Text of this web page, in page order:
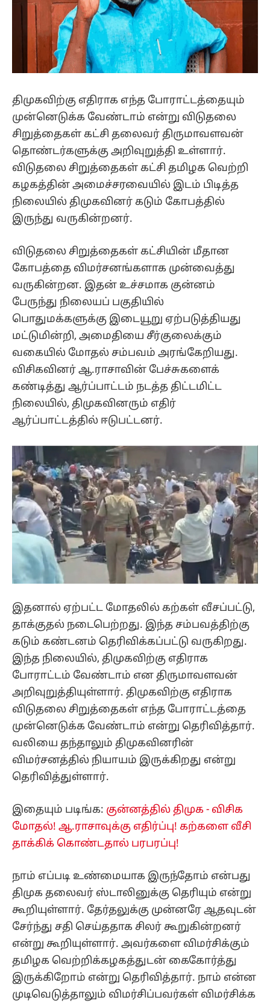
திமுகவிற்கு எதிராக எந்த போராட்டத்தையும்
முன்னெடுக்க வேண்டாம் என்று விடுதலை
சிறுத்தைகள் கட்சி தலைவர் திருமாவளவன்
தொண்டர்களுக்கு அறிவுறுத்தி உள்ளார்.
விடுதலை சிறுத்தைகள் கட்சி தமிழக வெற்றி
கழகத்தின் அமைச்சரவையில் இடம் பிடித்த
நிலையில் திமுகவினர் கடும் கோபத்தில்
இருந்து வருகின்றனர்.
விடுதலை சிறுத்தைகள் கட்சியின் மீதான
கோபத்தை விமர்சனங்களாக முன்வைத்து
வருகின்றன. இதன் உச்சமாக குன்னம்
பேருந்து நிலையப் பகுதியில்
பொதுமக்களுக்கு இடையூறு ஏற்படுத்தியது
மட்டுமின்றி, அமைதியை சீர்குலைக்கும்
வகையில் மோதல் சம்பவம் அரங்கேறியது.
விசிகவினர் ஆ.ராசாவின் பேச்சுகளைக்
கண்டித்து ஆர்ப்பாட்டம் நடத்த திட்டமிட்ட
நிலையில், திமுகவினரும் எதிர்
ஆர்ப்பாட்டத்தில் ஈடுபட்டனர்.
இதனால் ஏற்பட்ட மோதலில் கற்கள் வீசப்பட்டு,
தாக்குதல் நடைபெற்றது. இந்த சம்பவத்திற்கு
கடும் கண்டனம் தெரிவிக்கப்பட்டு வருகிறது.
இந்த நிலையில், திமுகவிற்கு எதிராக
போராட்டம் வேண்டாம் என திருமாவளவன்
அறிவுறுத்தியுள்ளார். திமுகவிற்கு எதிராக
விடுதலை சிறுத்தைகள் எந்த போராட்டத்தை
முன்னெடுக்க வேண்டாம் என்று தெரிவித்தார்.
வலியை தந்தாலும் திமுகவினரின்
விமர்சனத்தில் நியாயம் இருக்கிறது என்று
தெரிவித்துள்ளார்.
இதையும் படிங்க: குன்னத்தில் திமுக - விசிக
மோதல்! ஆ.ராசாவுக்கு எதிர்ப்பு! கற்களை வீசி
தாக்கிக் கொண்டதால் பரபரப்பு!
நாம் எப்படி உண்மையாக இருந்தோம் என்பது
திமுக தலைவர் ஸ்டாலினுக்கு தெரியும் என்று
கூறியுள்ளார். தேர்தலுக்கு முன்னரே ஆதவுடன்
சேர்ந்து சதி செய்ததாக சிலர் கூறுகின்றனர்
என்று கூறியுள்ளார். அவர்களை விமர்சிக்கும்
தமிழக வெற்றிக்கழகத்துடன் கைகோர்த்து
இருக்கிறோம் என்று தெரிவித்தார். நாம் என்ன
முடிவெடுத்தாலும் விமர்சிப்பவர்கள் விமர்சிக்க